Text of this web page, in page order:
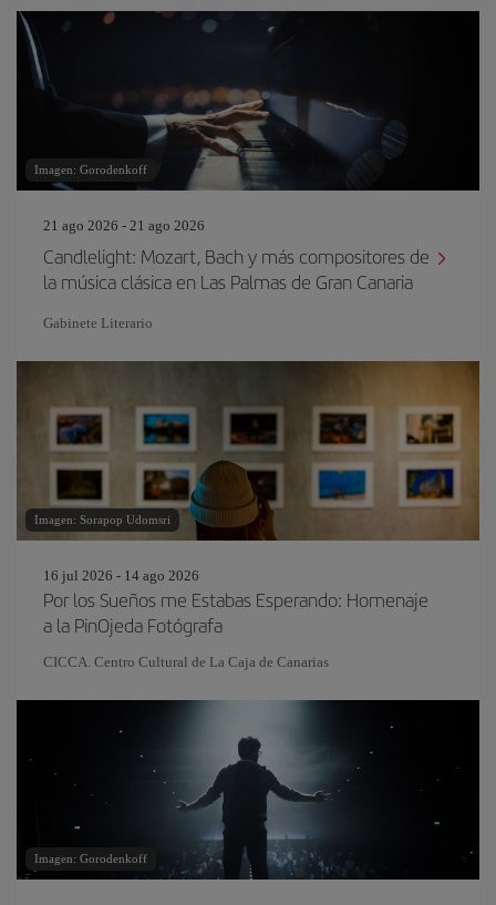
Imagen: Gorodenkoff
21 ago 2026 - 21 ago 2026
Candlelight: Mozart, Bach y más compositores de
la música clásica en Las Palmas de Gran Canaria
Gabinete Literario
Imagen: Sorapop Udomsri
16 jul 2026 - 14 ago 2026
Por los Sueños me Estabas Esperando: Homenaje
a la PinOjeda Fotógrafa
CICCA. Centro Cultural de La Caja de Canarias
Imagen: Gorodenkoff